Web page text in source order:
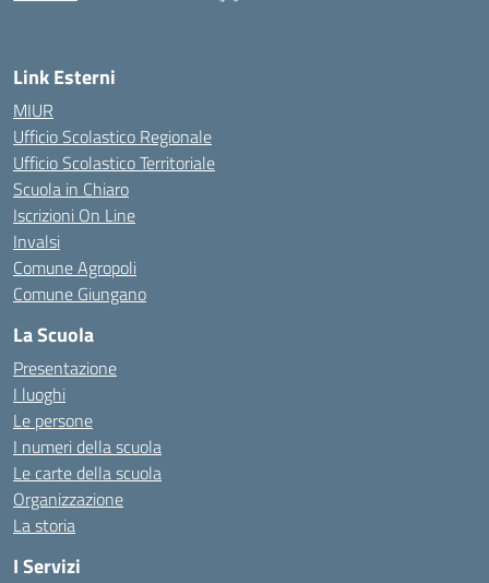
Link Esterni
MIUR
Ufficio Scolastico Regionale
Ufficio Scolastico Territoriale
Scuola in Chiaro
Iscrizioni On Line
Invalsi
Comune Agropoli
Comune Giungano
La Scuola
Presentazione
I luoghi
Le persone
I numeri della scuola
Le carte della scuola
Organizzazione
La storia
I Servizi